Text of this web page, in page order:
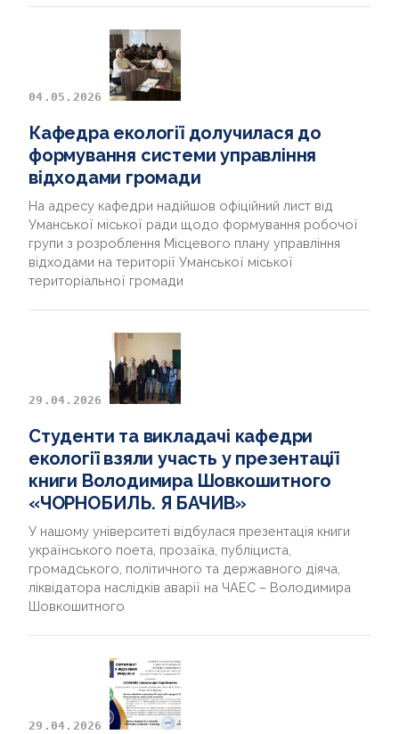
04.05.2026
Кафедра екології долучилася до
формування системи управління
відходами громади
На адресу кафедри надійшов офіційний лист від
Уманської міської ради щодо формування робочої
групи з розроблення Місцевого плану управління
відходами на території Уманської міської
територіальної громади
29.04.2026
Студенти та викладачі кафедри
екології взяли участь у презентації
книги Володимира Шовкошитного
«ЧОРНОБИЛЬ. Я БАЧИВ»
У нашому університеті відбулася презентація книги
українського поета, прозаїка, публіциста,
громадського, політичного та державного діяча,
ліквідатора наслідків аварії на ЧАЕС – Володимира
Шовкошитного
29.04.2026